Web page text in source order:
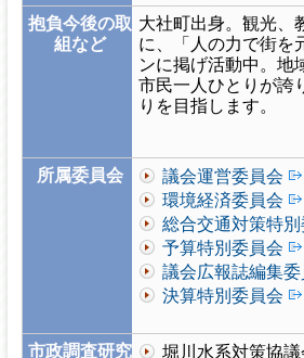
抱負今後の取
組など
大社町出身。観光、
に、「人の力で街を
ンに掲げ活動中。地
市民一人ひとりが誇
りを目指します。
所属委員会
議会運営委員会
環境経済委員会
総合交通対策特
予算特別委員会
議会広報誌編集委
決算特別委員会
市政調査研究
堀川水系対策協議